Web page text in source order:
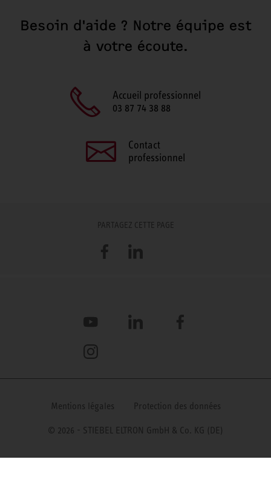
Besoin d'aide ? Notre équipe est
à votre écoute.
Accueil professionnel
03 87 74 38 88
Contact
professionnel
PARTAGEZ CETTE PAGE
FacebookLinkedIn
Mentions légales Protection des données
YouTube Facebook
Instagram
© 2026 - STIEBEL ELTRON GmbH & Co. KG (DE)